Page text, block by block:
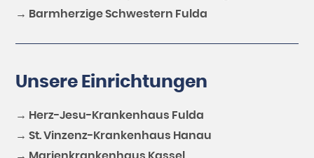
→ Barmherzige Schwestern Fulda
Unsere Einrichtungen
→ Herz-Jesu-Krankenhaus Fulda
→ St. Vinzenz-Krankenhaus Hanau